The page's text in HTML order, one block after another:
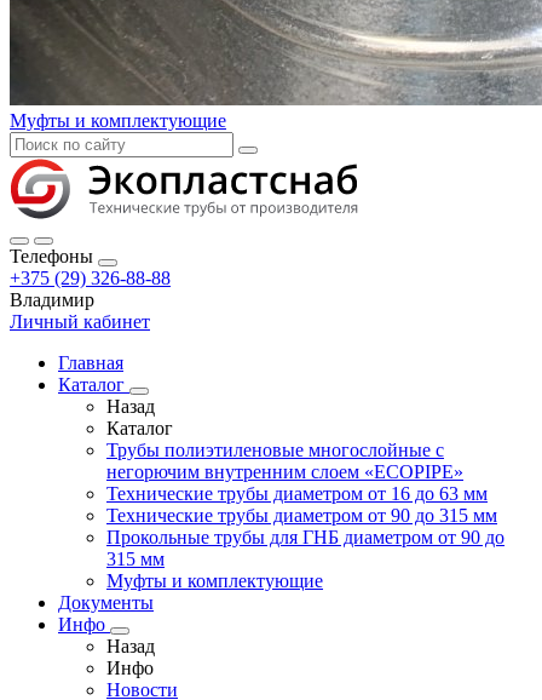
Муфты и комплектующие
Телефоны
+375 (29) 326-88-88
Владимир
Личный кабинет
Главная
Каталог
Назад
Каталог
Трубы полиэтиленовые многослойные с
негорючим внутренним слоем «ECOPIPE»
Технические трубы диаметром от 16 до 63 мм
Технические трубы диаметром от 90 до 315 мм
Прокольные трубы для ГНБ диаметром от 90 до
315 мм
Муфты и комплектующие
Документы
Инфо
Назад
Инфо
Новости